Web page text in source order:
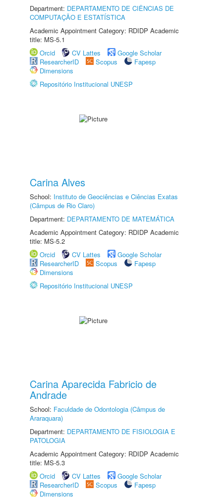
Department: DEPARTAMENTO DE CIÊNCIAS DE
COMPUTAÇÃO E ESTATÍSTICA
Academic Appointment Category: RDIDP Academic
title: MS-5.1
Orcid
CV Lattes
Google Scholar
ResearcherID
Scopus
Fapesp
Dimensions
Repositório Institucional UNESP
Carina Alves
School: Instituto de Geociências e Ciências Exatas
(Câmpus de Rio Claro)
Department: DEPARTAMENTO DE MATEMÁTICA
Academic Appointment Category: RDIDP Academic
title: MS-5.2
Orcid
CV Lattes
Google Scholar
ResearcherID
Scopus
Fapesp
Dimensions
Repositório Institucional UNESP
Carina Aparecida Fabricio de
Andrade
School: Faculdade de Odontologia (Câmpus de
Araraquara)
Department: DEPARTAMENTO DE FISIOLOGIA E
PATOLOGIA
Academic Appointment Category: RDIDP Academic
title: MS-5.3
Orcid
CV Lattes
Google Scholar
ResearcherID
Scopus
Fapesp
Dimensions